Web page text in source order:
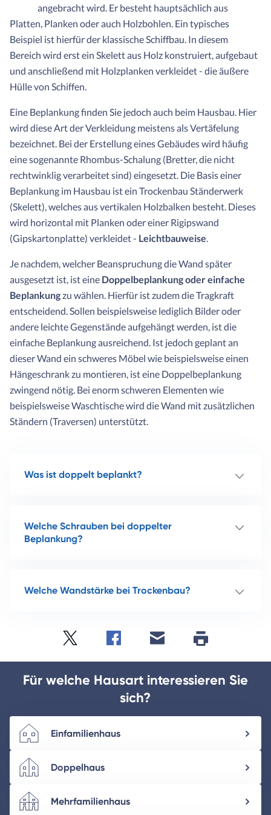
angebracht wird. Er besteht hauptsächlich aus
Platten, Planken oder auch Holzbohlen. Ein typisches
Beispiel ist hierfür der klassische Schiffbau. In diesem
Bereich wird erst ein Skelett aus Holz konstruiert, aufgebaut
und anschließend mit Holzplanken verkleidet - die äußere
Hülle von Schiffen.
Eine Beplankung finden Sie jedoch auch beim Hausbau. Hier
wird diese Art der Verkleidung meistens als Vertäfelung
bezeichnet. Bei der Erstellung eines Gebäudes wird häufig
eine sogenannte Rhombus-Schalung (Bretter, die nicht
rechtwinklig verarbeitet sind) eingesetzt. Die Basis einer
Beplankung im Hausbau ist ein Trockenbau Ständerwerk
(Skelett), welches aus vertikalen Holzbalken besteht. Dieses
wird horizontal mit Planken oder einer Rigipswand
(Gipskartonplatte) verkleidet - Leichtbauweise.
Je nachdem, welcher Beanspruchung die Wand später
ausgesetzt ist, ist eine Doppelbeplankung oder einfache
Beplankungzu wählen. Hierfür ist zudem die Tragkraft
entscheidend. Sollen beispielsweise lediglich Bilder oder
andere leichte Gegenstände aufgehängt werden, ist die
einfache Beplankung ausreichend. Ist jedoch geplant an
dieser Wand ein schweres Möbel wie beispielsweise einen
Hängeschrank zu montieren, ist eine Doppelbeplankung
zwingend nötig. Bei enorm schweren Elementen wie
beispielsweise Waschtische wird die Wand mit zusätzlichen
Ständern (Traversen) unterstützt.
Was ist doppelt beplankt?
Welche Schrauben bei doppelter
Beplankung?
Welche Wandstärke bei Trockenbau?
mail
drucken
Für welche Hausart interessieren Sie
sich?
Einfamilienhaus
Doppelhaus
Mehrfamilienhaus